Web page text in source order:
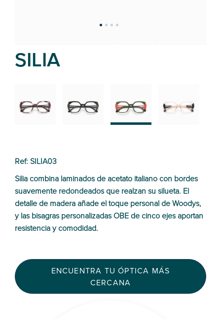
SILIA
Ref: SILIA03
Silia combina laminados de acetato italiano con bordes
suavemente redondeados que realzan su silueta. El
detalle de madera añade el toque personal de Woodys,
y las bisagras personalizadas OBE de cinco ejes aportan
resistencia y comodidad.
ENCUENTRA TU ÓPTICA MÁS
CERCANA